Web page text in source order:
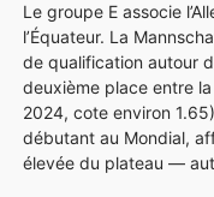
Le groupe E associe
l’Équateur. La
de qualification autour
deuxième place entre la
2024, cote environ
débutant au Mondial,
élevée du plateau —